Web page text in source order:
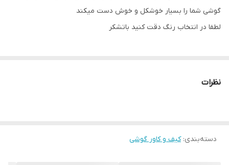
گوشی شما را بسیار خوشکل و خوش دست میکند
لطفا در انتخاب رنگ دقت کنید باتشکر
نظرات
دسته‌بندی:کیف و کاور گوشی